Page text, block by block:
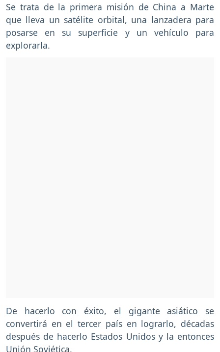
Se trata de la primera misión de China a Marte
que lleva un satélite orbital, una lanzadera para
posarse en su superficie y un vehículo para
explorarla.
De hacerlo con éxito, el gigante asiático se
convertirá en el tercer país en lograrlo, décadas
después de hacerlo Estados Unidos y la entonces
Unión Soviética.